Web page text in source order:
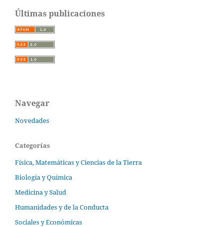
Últimas publicaciones
Navegar
Novedades
Categorías
Física, Matemáticas y Ciencias de la Tierra
Biología y Química
Medicina y Salud
Humanidades y de la Conducta
Sociales y Económicas